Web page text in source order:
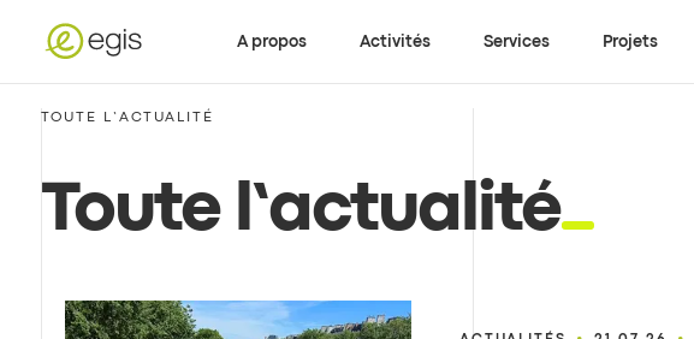
A propos Activités Services Projets
TOUTE L’ACTUALITÉ
Toute l’actualité